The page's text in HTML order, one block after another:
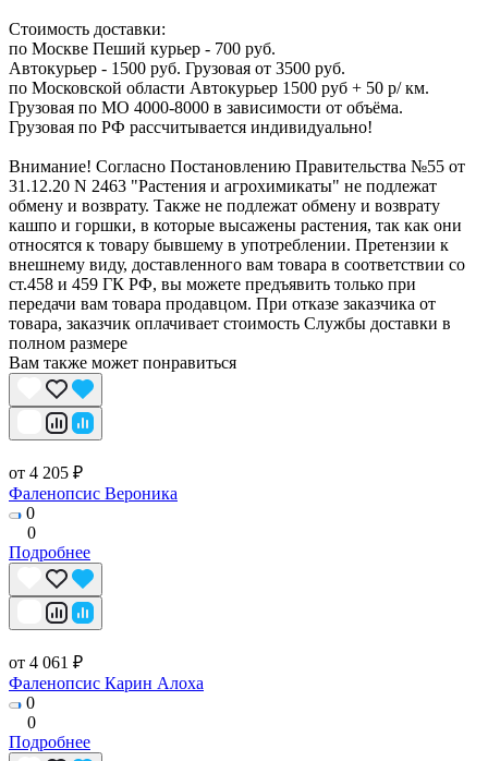
Стоимость доставки:
по Москве Пеший курьер - 700 руб.
Автокурьер - 1500 руб. Грузовая от 3500 руб.
по Московской области Автокурьер 1500 руб + 50 р/ км.
Грузовая по МО 4000-8000 в зависимости от объёма.
Грузовая по РФ рассчитывается индивидуально!
Внимание! Согласно Постановлению Правительства №55 от
31.12.20 N 2463 "Растения и агрохимикаты" не подлежат
обмену и возврату. Также не подлежат обмену и возврату
кашпо и горшки, в которые высажены растения, так как они
относятся к товару бывшему в употреблении. Претензии к
внешнему виду, доставленного вам товара в соответствии со
ст.458 и 459 ГК РФ, вы можете предъявить только при
передачи вам товара продавцом. При отказе заказчика от
товара, заказчик оплачивает стоимость Службы доставки в
полном размере
Вам также может понравиться
от 4 205 ₽
Фаленопсис Вероника
0
0
Подробнее
от 4 061 ₽
Фаленопсис Карин Алоха
0
0
Подробнее